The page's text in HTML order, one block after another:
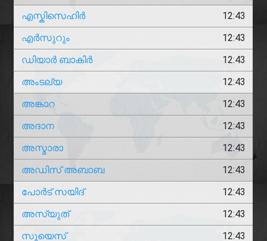
എസ്കിസെഹിർ
12:43
എർസുറും
12:43
ഡിയാർ ബാകിർ
12:43
അംടല്യ
12:43
അങ്കാറ
12:43
അദാന
12:43
അസ്മാരാ
12:43
അഡിസ് അബാബ
12:43
പോർട് സയിദ്
12:43
അസ്യുത്
12:43
സൂയെസ്
12:43